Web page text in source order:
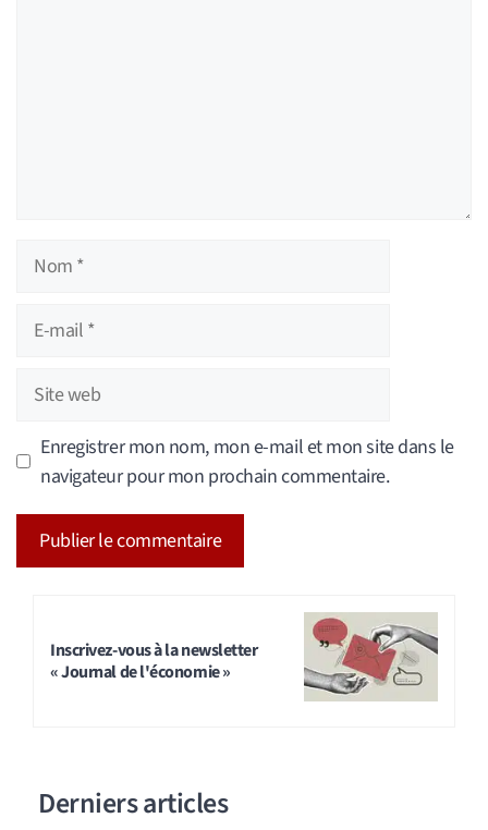
Nom
Site
web
Enregistrer mon nom, mon e-mail et mon site dans le
navigateur pour mon prochain commentaire.
Inscrivez-vous à la newsletter
« Journal de l'économie »
Derniers articles